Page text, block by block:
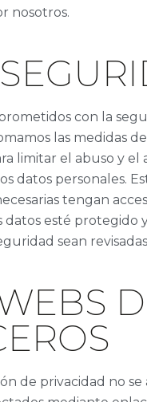
nosotros.
con la
las medidas
limitar el abuso y el
datos personales.
tengan
datos esté protegido
sean
de privacidad no se